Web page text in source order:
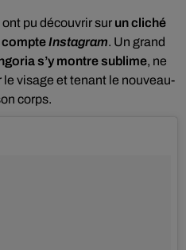
ont pu découvrir sur un cliché
compteInstagram. Un grand
s’y montre sublime, ne
visage et tenant le nouveau-
corps.